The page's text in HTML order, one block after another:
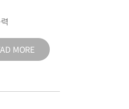
MORE